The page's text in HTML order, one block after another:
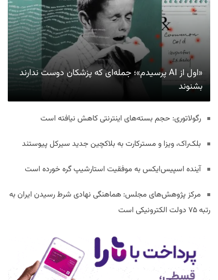
«اول از AI پرسیدم»؛ جمله‌ای که پزشکان دوست ندارند
بشنوند
رگولاتوری: حجم بسته‌های اینترنتی کاهش نیافته است
بلک‌راک، ویزا و مسترکارت به بلاکچین جدید سیرکل پیوستند
آینده اسپیس‌ایکس به موفقیت استارشیپ گره خورده است
مرکز پژوهش‌های مجلس: هماهنگی نهادی شرط رسیدن ایران به
رتبه ۷۵ دولت الکترونیکی است